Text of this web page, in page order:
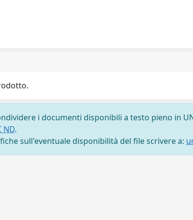
i documenti disponibili a testo pieno in
ND.
sull'eventuale disponibilità del file scrivere a: